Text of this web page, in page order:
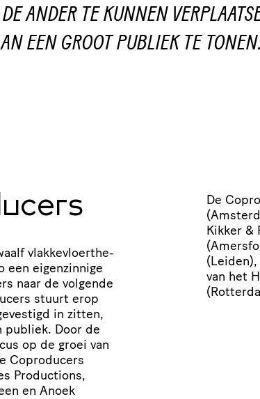
ANDER TE KUNNEN
EEN GROOT PUBLIEK TE
vlak­kevloer­the­
een eigen­zin­nige
naar de volgende
stuurt erop
in zitten,
publiek. Door de
op de groei van
Coproducers
Productions,
en Anoek
De
Kikker &
van het